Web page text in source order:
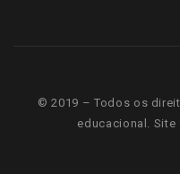
© 2019 – Todos os
educacional.